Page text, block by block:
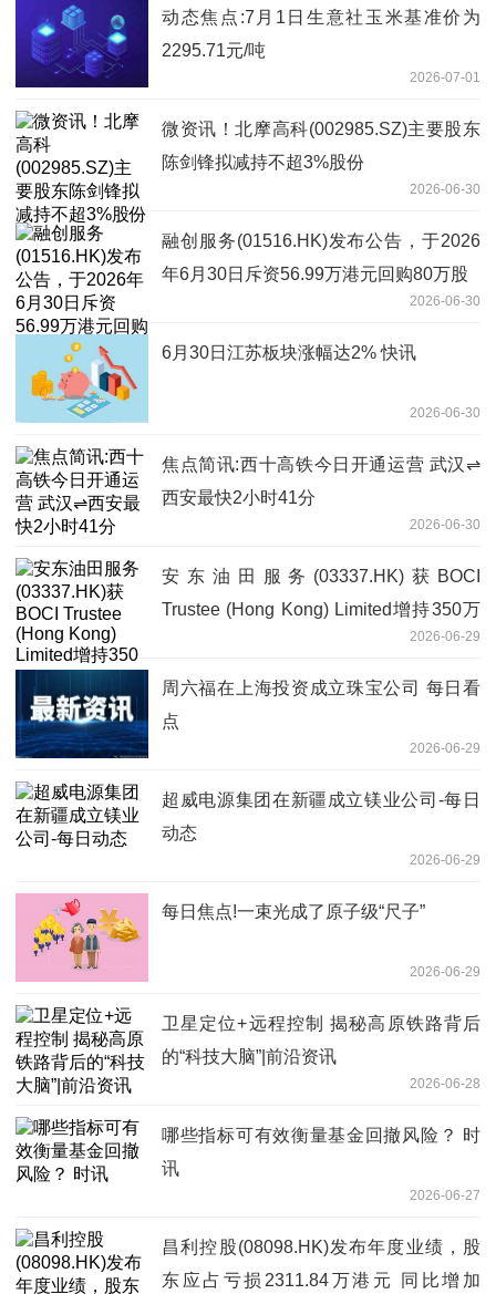
动态焦点:7月1日生意社玉米基准价为
2295.71元/吨
2026-07-01
微资讯！北摩高科(002985.SZ)主要股东
陈剑锋拟减持不超3%股份
2026-06-30
融创服务(01516.HK)发布公告，于2026
年6月30日斥资56.99万港元回购80万股
2026-06-30
6月30日江苏板块涨幅达2% 快讯
2026-06-30
焦点简讯:西十高铁今日开通运营 武汉⇌
西安最快2小时41分
2026-06-30
安东油田服务(03337.HK)获BOCI
Trustee (Hong Kong) Limited增持350万
2026-06-29
周六福在上海投资成立珠宝公司 每日看
点
2026-06-29
超威电源集团在新疆成立镁业公司-每日
动态
2026-06-29
每日焦点!一束光成了原子级“尺子”
2026-06-29
卫星定位+远程控制 揭秘高原铁路背后
的“科技大脑”|前沿资讯
2026-06-28
哪些指标可有效衡量基金回撤风险？ 时
讯
2026-06-27
昌利控股(08098.HK)发布年度业绩，股
东应占亏损2311.84万港元 同比增加